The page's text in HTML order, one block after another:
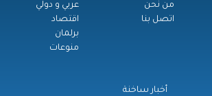
من نحن
اتصل بنا
عربي و دولي
اقتصاد
برلمان
منوعات
أخبار ساخنة